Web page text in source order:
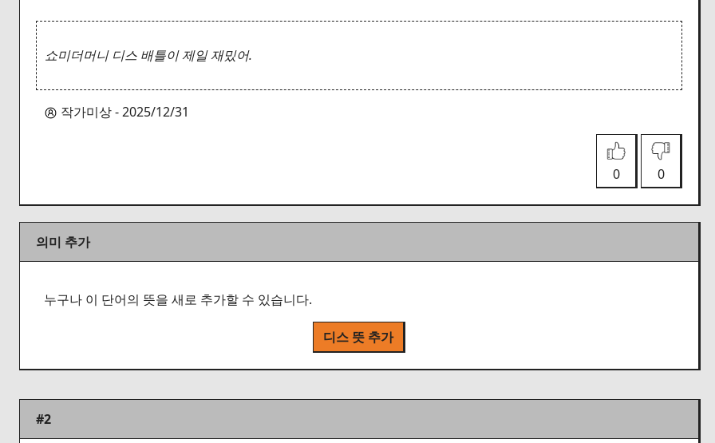
쇼미더머니 디스 배틀이 제일 재밌어.
작가미상 - 2025/12/31
0 0
의미 추가
누구나 이 단어의 뜻을 새로 추가할 수 있습니다.
디스 뜻 추가
#2